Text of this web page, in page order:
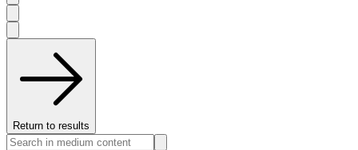
Return to results